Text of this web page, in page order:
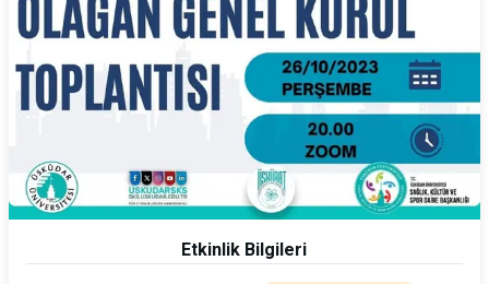
Etkinlik Bilgileri